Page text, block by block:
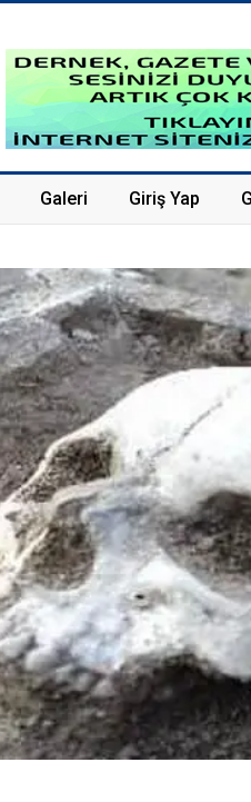
Galeri Giriş Yap